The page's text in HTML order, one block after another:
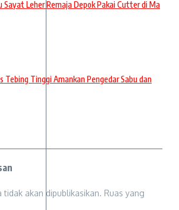
Sayat Leher Remaja Depok Pakai Cutter di Ma
Tebing Tinggi Amankan Pengedar Sabu dan
tidak akan dipublikasikan. Ruas yang